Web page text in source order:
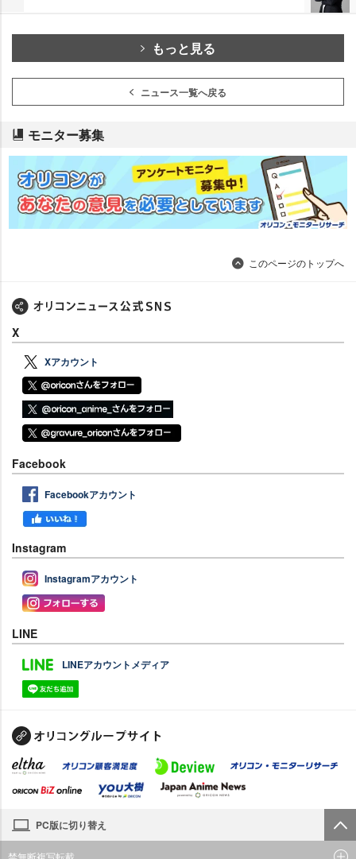
もっと見る
ニュース一覧へ戻る
モニター募集
このページのトップへ
X
Xアカウント
Facebook
Facebookアカウント
Instagram
Instagramアカウント
LINE
LINEアカウントメディア
PC版に切り替え
禁無断複写転載